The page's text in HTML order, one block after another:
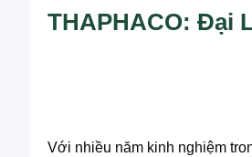
THAPHACO: Đại
Với nhiều năm kinh nghiệm